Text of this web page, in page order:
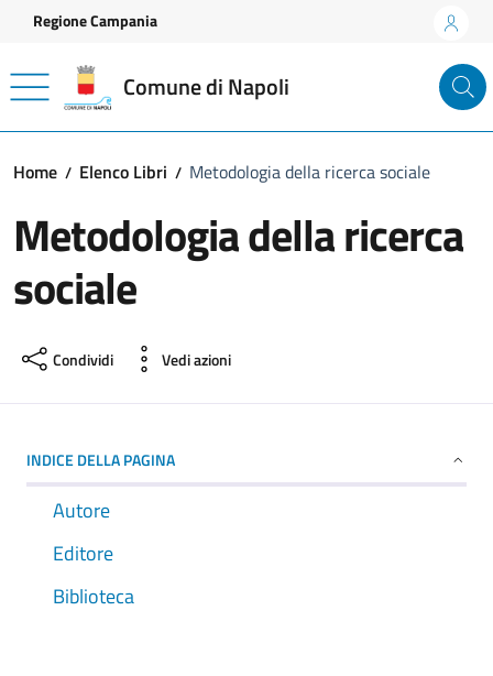
Vai ai contenuti
Vai al footer
Regione Campania
Comune di Napoli
Home Elenco Libri Metodologia della ricerca sociale
Metodologia della ricerca
sociale
Condividi Vedi azioni
INDICE DELLA PAGINA
Autore
Editore
Biblioteca